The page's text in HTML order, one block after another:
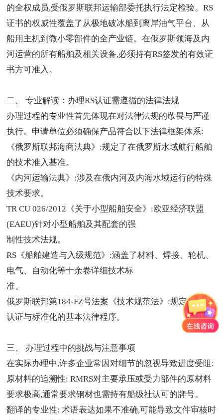
的全权成员,受俄罗斯联邦运输部委托执行法定检验。RS
证书的权威性覆盖了从极地破冰船到离岸油气平台、从
船用主机到微小零部件的全产业链。在俄罗斯领海及内
河运营的所有船舶及相关设备,必须持有RS签发的有效证
书方可准入。
二、 专业解读： 办理RS认证需遵循的法律法规
办理过程的专业性首先体现在对法律法规的敬畏与严谨
执行。申请单位必须确保产品符合以下法律框架体系:
《俄罗斯联邦海商法典》:规定了在俄罗斯水域航行船舶
的技术准入基准。
《内河运输法典》:涉及在俄内河及内海水域运行的特殊
技术要求。
TR CU 026/2012《关于小型船舶安全》:欧亚经济联盟
(EAEU)针对小型船舶及其配套的强
制性技术法规。
RS《船舶建造与入级规范》:涵盖了材料、焊接、轮机、
电气、自动化等十余卷详细技术标
准。
俄罗斯联邦第184-FZ号法案《技术规范法》:规定了产品
认证与标准化的基本法律程序。
三、 办理过程中的挑战与注意事项
在实际办理中,许多企业常因对细节的忽视导致进度受阻:
原材料的追溯性: RMRS对主要承压或受力部件的原材料
要求极高,通常要求钢材也需持有船级社认可的牌号。
翻译的专业性: 术语表达如果不准确,可能导致文件审核时